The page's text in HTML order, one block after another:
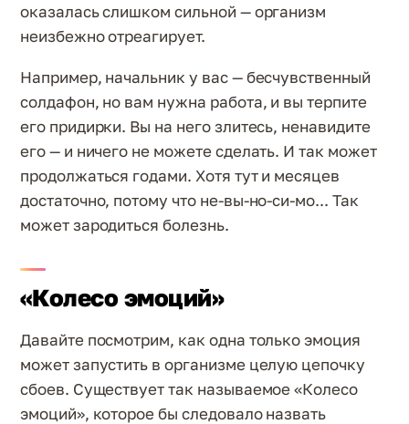
оказалась слишком сильной — организм
неизбежно отреагирует.
Например, начальник у вас — бесчувственный
солдафон, но вам нужна работа, и вы терпите
его придирки. Вы на него злитесь, ненавидите
его — и ничего не можете сделать. И так может
продолжаться годами. Хотя тут и месяцев
достаточно, потому что не-вы-но-си-мо... Так
может зародиться болезнь.
«Колесо эмоций»
Давайте посмотрим, как одна только эмоция
может запустить в организме целую цепочку
сбоев. Существует так называемое «Колесо
эмоций», которое бы следовало назвать